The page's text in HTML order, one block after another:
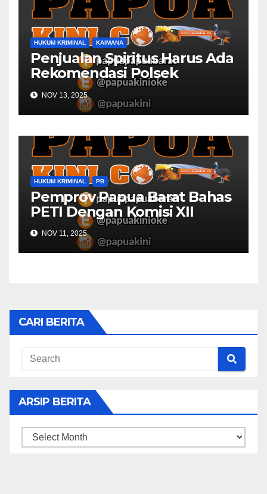
HUKUM KRIMINAL KAIMANA
Penjualan Spiritus Harus Ada
Rekomendasi Polsek
Kaimana
NOV 13, 2025
HUKUM KRIMINAL PB
Pemprov Papua Barat Bahas
PETI Dengan Komisi XII
NOV 11, 2025
CARI BERITA
ARSIP BERITA
ARSIP